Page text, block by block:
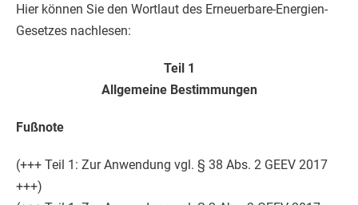
Hier können Sie den Wortlaut des Erneuerbare-Energien-
Gesetzes nachlesen:
Teil 1
Allgemeine Bestimmungen
Fußnote
(+++ Teil 1: Zur Anwendung vgl. § 38 Abs. 2 GEEV 2017
+++)